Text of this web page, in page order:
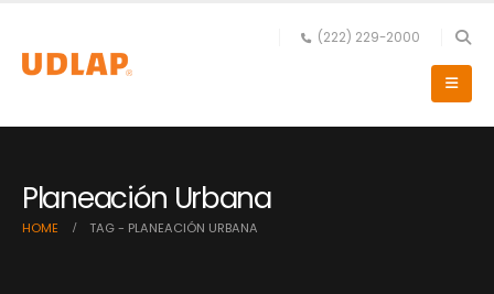
(222) 229-2000
Planeación Urbana
HOME TAG - PLANEACIÓN URBANA